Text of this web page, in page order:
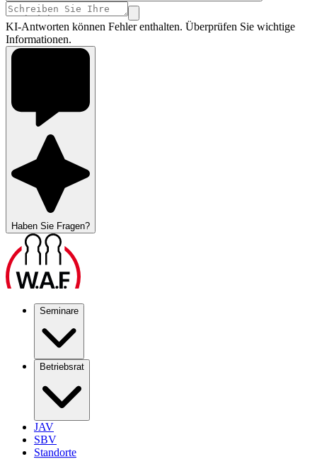
KI-Antworten können Fehler enthalten. Überprüfen Sie wichtige
Informationen.
Haben Sie Fragen?
Seminare
Betriebsrat
JAV
SBV
Standorte